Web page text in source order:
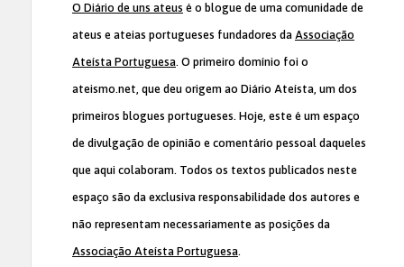
O Diário de uns ateus é o blogue de uma comunidade de
ateus e ateias portugueses fundadores da Associação
Ateísta Portuguesa. O primeiro domínio foi o
ateismo.net, que deu origem ao Diário Ateísta, um dos
primeiros blogues portugueses. Hoje, este é um espaço
de divulgação de opinião e comentário pessoal daqueles
que aqui colaboram. Todos os textos publicados neste
espaço são da exclusiva responsabilidade dos autores e
não representam necessariamente as posições da
Associação Ateísta Portuguesa.